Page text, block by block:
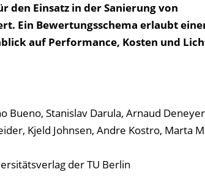
den Einsatz in der Sanierung von
Ein Bewertungsschema erlaubt
auf Performance, Kosten und
Bueno, Stanislav Darula, Arnaud
Kjeld Johnsen, Andre Kostro, Marta
der TU Berlin